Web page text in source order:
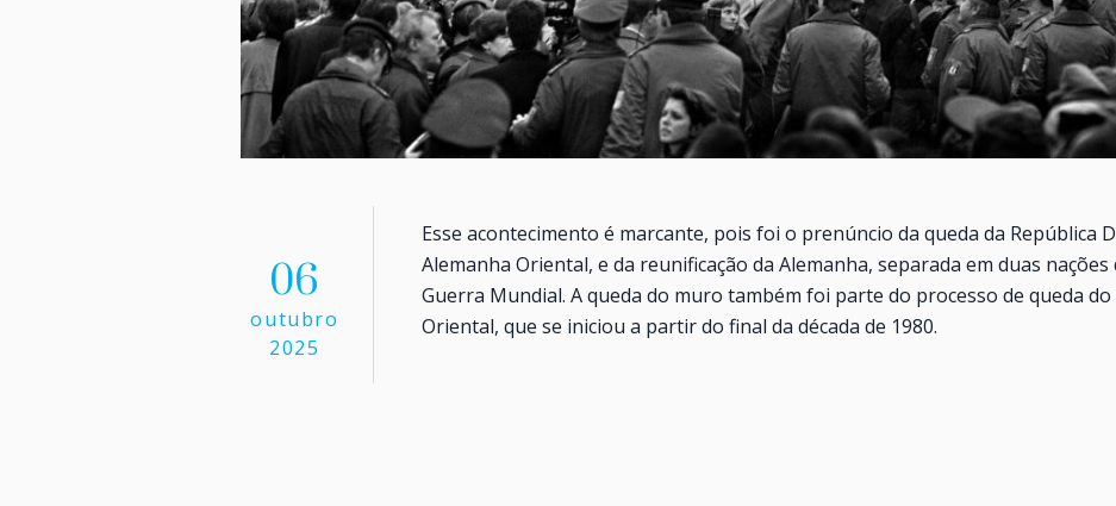
06
outubro
2025
Esse acontecimento é marcante, pois foi o prenúncio da queda da República
Alemanha Oriental, e da reunificação da Alemanha, separada em duas
Guerra Mundial. A queda do muro também foi parte do processo de queda
Oriental, que se iniciou a partir do final da década de 1980.